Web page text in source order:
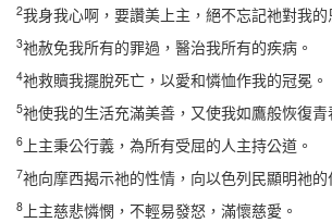
2我身我心啊，要讚美上主，絕不忘記祂對我的
3祂赦免我所有的罪過，醫治我所有的疾病。
4祂救贖我擺脫死亡，以愛和憐恤作我的冠冕。
5祂使我的生活充滿美善，又使我如鷹般恢復青
6 上主秉公行義，為所有受屈的人主持公道。
7祂向摩西揭示祂的性情，向以色列民顯明祂的
8 上主慈悲憐憫，不輕易發怒，滿懷慈愛。